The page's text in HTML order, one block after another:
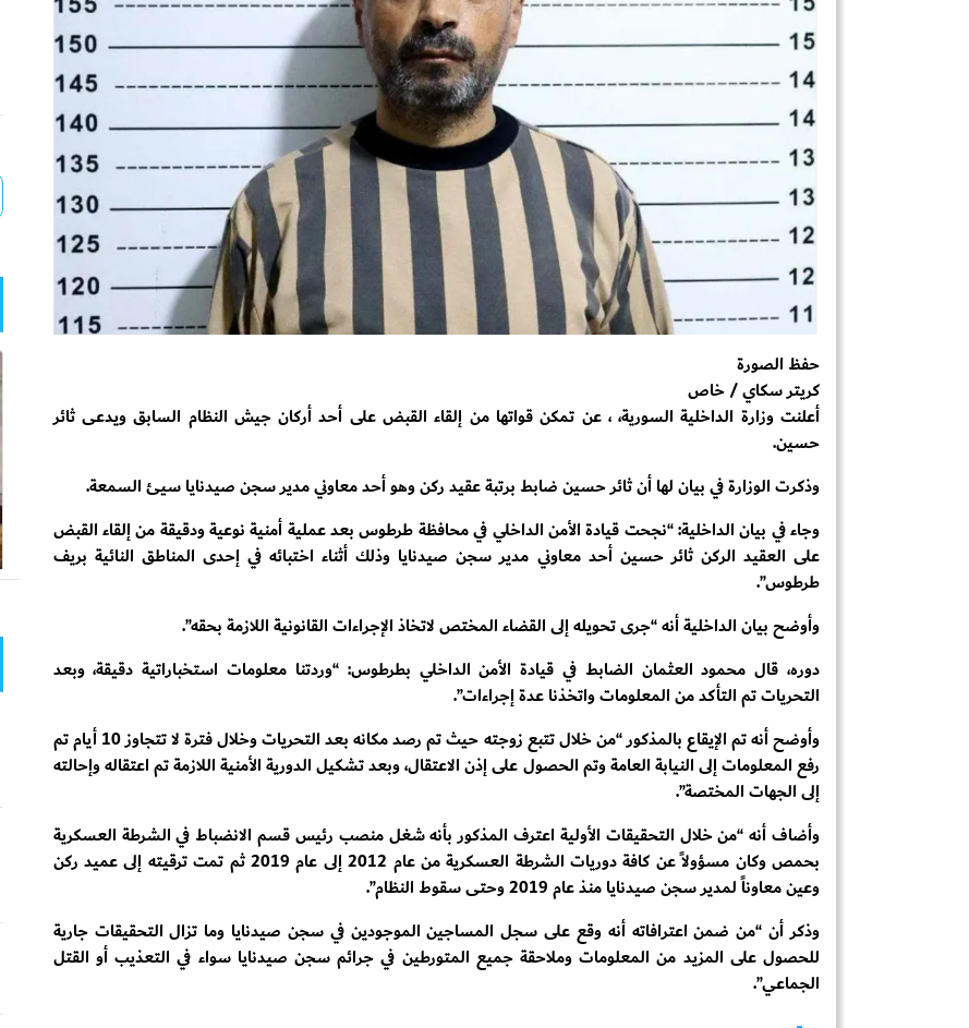
حفظ الصورة
كريتر سكاي / خاص
أعلنت وزارة الداخلية السورية، ، عن تمكن قواتها من إلقاء القبض على أحد أركان جيش النظام السابق ويدعى ثائر
حسين.
وذكرت الوزارة في بيان لها أن ثائر حسين ضابط برتبة عقيد ركن وهو أحد معاوني مدير سجن صيدنايا سيئ السمعة.
وجاء في بيان الداخلية: “نجحت قيادة الأمن الداخلي في محافظة طرطوس بعد عملية أمنية نوعية ودقيقة من إلقاء القبض
على العقيد الركن ثائر حسين أحد معاوني مدير سجن صيدنايا وذلك أثناء اختبائه في إحدى المناطق النائية بريف
طرطوس”.
وأوضح بيان الداخلية أنه “جرى تحويله إلى القضاء المختص لاتخاذ الإجراءات القانونية اللازمة بحقه”.
دوره، قال محمود العثمان الضابط في قيادة الأمن الداخلي بطرطوس: “وردتنا معلومات استخباراتية دقيقة، وبعد
التحريات تم التأكد من المعلومات واتخذنا عدة إجراءات”.
وأوضح أنه تم الإيقاع بالمذكور “من خلال تتبع زوجته حيث تم رصد مكانه بعد التحريات وخلال فترة لا تتجاوز 10 أيام تم
رفع المعلومات إلى النيابة العامة وتم الحصول على إذن الاعتقال، وبعد تشكيل الدورية الأمنية اللازمة تم اعتقاله وإحالته
إلى الجهات المختصة”.
وأضاف أنه “من خلال التحقيقات الأولية اعترف المذكور بأنه شغل منصب رئيس قسم الانضباط في الشرطة العسكرية
بحمص وكان مسؤولاً عن كافة دوريات الشرطة العسكرية من عام 2012 إلى عام 2019 ثم تمت ترقيته إلى عميد ركن
وعين معاوناً لمدير سجن صيدنايا منذ عام 2019 وحتى سقوط النظام”.
وذكر أن “من ضمن اعترافاته أنه وقع على سجل المساجين الموجودين في سجن صيدنايا وما تزال التحقيقات جارية
للحصول على المزيد من المعلومات وملاحقة جميع المتورطين في جرائم سجن صيدنايا سواء في التعذيب أو القتل
الجماعي”.